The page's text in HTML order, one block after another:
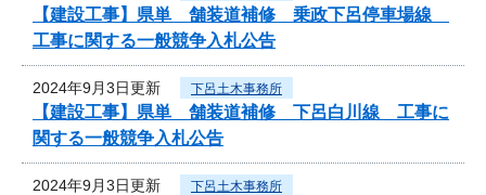
【建設工事】県単 舗装道補修 乗政下呂停車場線
工事に関する一般競争入札公告
2024年9月3日更新 下呂土木事務所
【建設工事】県単 舗装道補修 下呂白川線 工事に
関する一般競争入札公告
2024年9月3日更新 下呂土木事務所